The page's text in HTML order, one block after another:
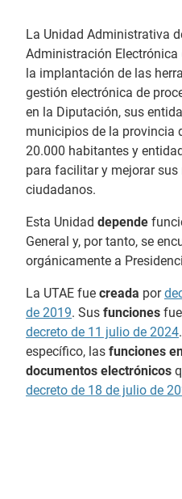
La Unidad Administrativa
Administración Electrónica
la implantación de las
gestión electrónica de
en la Diputación, sus
municipios de la provincia
20.000 habitantes y
para facilitar y mejorar
ciudadanos.
Esta Unidad depende
General y, por tanto, se
orgánicamente a
La UTAE fue creada por
de 2019. Sus funciones
decreto de 11 julio de 2024
específico, las funciones
documentos electrónicos
decreto de 18 de julio de